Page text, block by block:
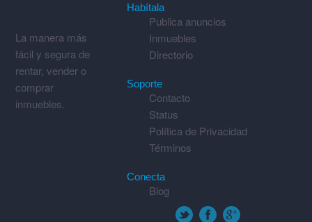
La manera más
fácil y segura de
rentar, vender o
comprar
inmuebles.
Habítala
Publica anuncios
Inmuebles
Directorio
Soporte
Contacto
Status
Política de Privacidad
Términos
Conecta
Blog